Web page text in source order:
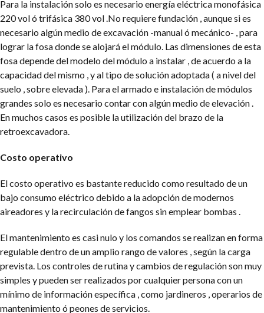
Para la instalación solo es necesario energía eléctrica monofásica
220 vol ó trifásica 380 vol .No requiere fundación , aunque si es
necesario algún medio de excavación -manual ó mecánico- , para
lograr la fosa donde se alojará el módulo. Las dimensiones de esta
fosa depende del modelo del módulo a instalar , de acuerdo a la
capacidad del mismo , y al tipo de solución adoptada ( a nivel del
suelo , sobre elevada ). Para el armado e instalación de módulos
grandes solo es necesario contar con algún medio de elevación .
En muchos casos es posible la utilización del brazo de la
retroexcavadora.
Costo operativo
El costo operativo es bastante reducido como resultado de un
bajo consumo eléctrico debido a la adopción de modernos
aireadores y la recirculación de fangos sin emplear bombas .
El mantenimiento es casi nulo y los comandos se realizan en forma
regulable dentro de un amplio rango de valores , según la carga
prevista. Los controles de rutina y cambios de regulación son muy
simples y pueden ser realizados por cualquier persona con un
mínimo de información específica , como jardineros , operarios de
mantenimiento ó peones de servicios.